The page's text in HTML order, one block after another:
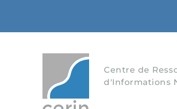
Centre de
d'Informations